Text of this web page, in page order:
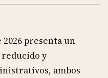
2026 presenta un
y
ambos